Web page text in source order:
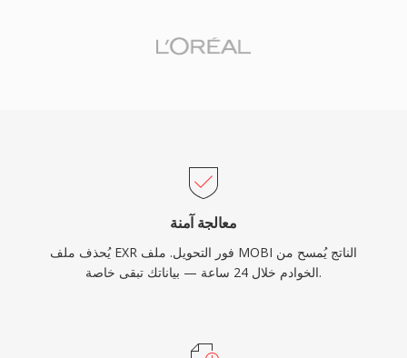
معالجة آمنة
يُحذف ملف EXR فور التحويل. ملف MOBI الناتج يُمسح من
الخوادم خلال 24 ساعة — بياناتك تبقى خاصة.